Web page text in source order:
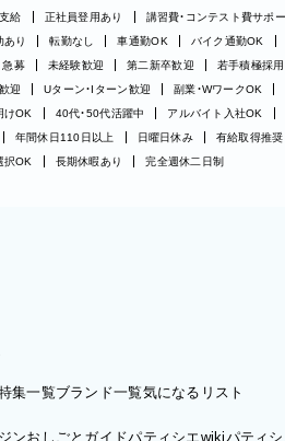
給 正社員登用あり
講習費・コンテスト費サポ
あり 転勤なし 車通勤OK バイク通勤OK
急募 未経験歓迎 第二新卒歓迎 若手積極採用
迎 Uターン・Iターン歓迎
副業・WワークOK
けOK 40代・50代活躍中 アルバイト入社OK
年間休日110日以上 日曜日休み
有給取得推奨
択OK 長期休暇あり 完全週休二日制
集一覧ブランド一覧気になるリスト
ンおしごとガイドパティシエwikiパティ